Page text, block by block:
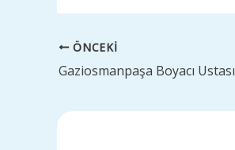
ÖNCEKI
Gaziosmanpaşa Boyacı Ustası